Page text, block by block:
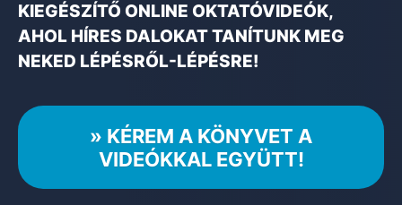
KIEGÉSZÍTŐ ONLINE OKTATÓVIDEÓK,
AHOL HÍRES DALOKAT TANÍTUNK MEG
NEKED LÉPÉSRŐL-LÉPÉSRE!
» KÉREM A KÖNYVET A
VIDEÓKKAL EGYÜTT!